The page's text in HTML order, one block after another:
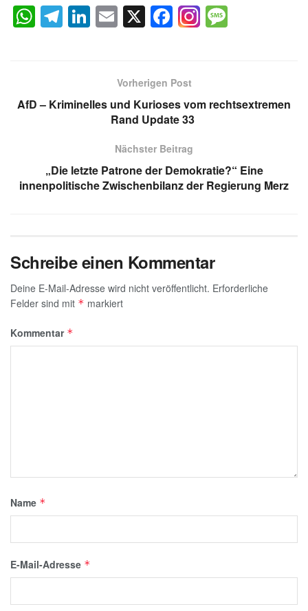
W
h
A
T
el
a
Li
n
dI
E
m
X F
a
e
b
o
o
k
g
Vorherigen Post
AfD – Kriminelles und Kurioses vom rechtsextremen
Rand Update 33
Nächster Beitrag
„Die letzte Patrone der Demokratie?“ Eine
innenpolitische Zwischenbilanz der Regierung Merz
Schreibe einen Kommentar
Deine E-Mail-Adresse wird nicht veröffentlicht. Erforderliche
Felder sind mit * markiert
Kommentar *
Name *
E-Mail-Adresse *